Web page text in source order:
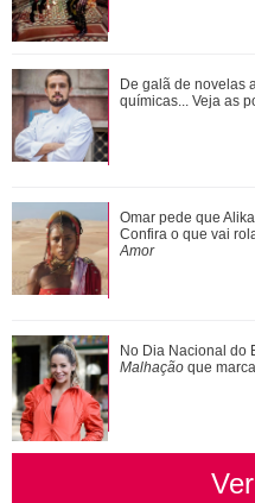
Ariana Grande
corpo
Agrado e Eduarda
João Raul. Saiba o
De galã de novelas
químicas... Veja as
Omar pede que
Confira o que vai
Amor
No Dia Nacional do
Malhação que